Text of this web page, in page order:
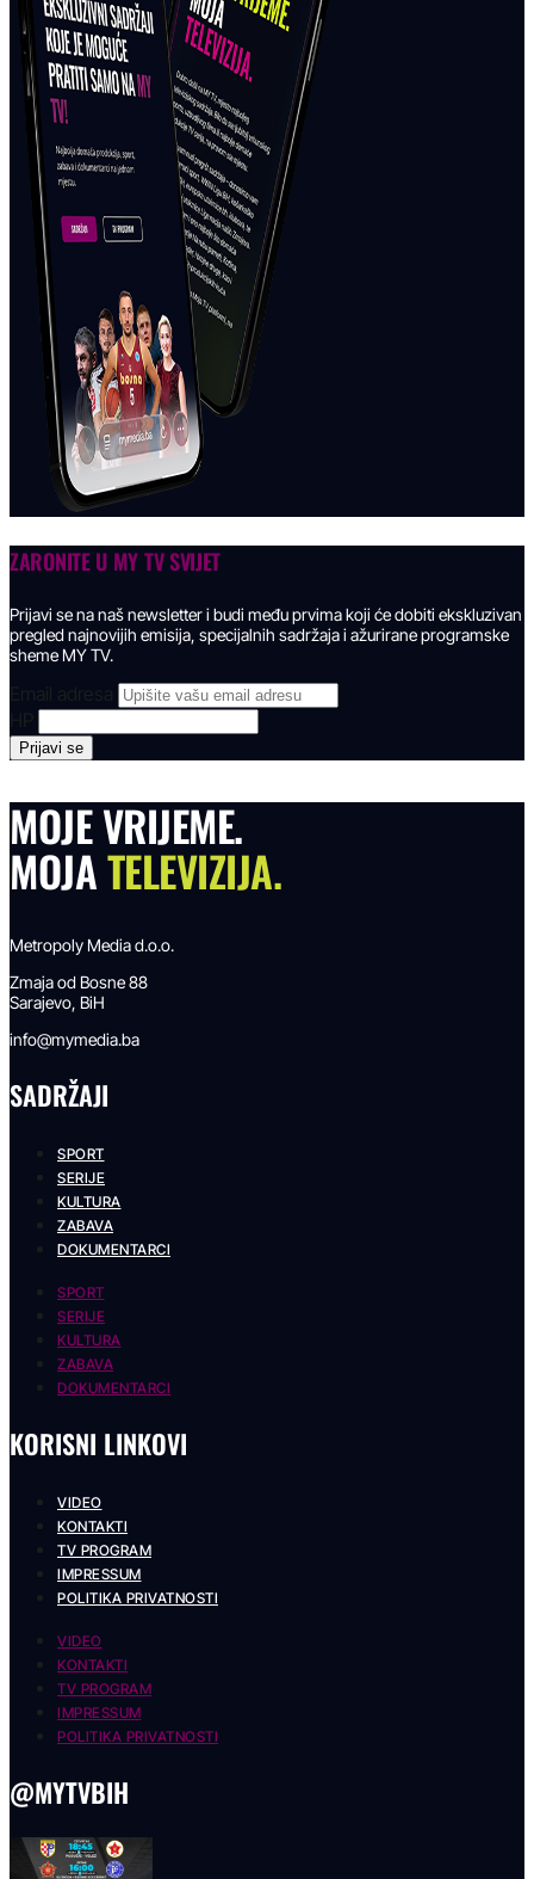
ZARONITE U MY TV SVIJET
Prijavi se na naš newsletter i budi među prvima koji će dobiti ekskluzivan
pregled najnovijih emisija, specijalnih sadržaja i ažurirane programske
sheme MY TV.
Email adresa
MOJE VRIJEME.
MOJATELEVIZIJA.
Metropoly Media d.o.o.
Zmaja od Bosne 88
Sarajevo, BiH
info@mymedia.ba
SADRŽAJI
SPORT
SERIJE
KULTURA
ZABAVA
DOKUMENTARCI
SPORT
SERIJE
KULTURA
ZABAVA
DOKUMENTARCI
KORISNI LINKOVI
VIDEO
KONTAKTI
TV PROGRAM
IMPRESSUM
POLITIKA PRIVATNOSTI
VIDEO
KONTAKTI
TV PROGRAM
IMPRESSUM
POLITIKA PRIVATNOSTI
@MYTVBIH